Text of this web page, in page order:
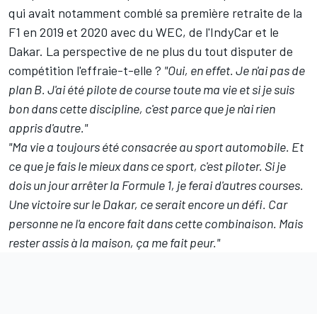
qui avait notamment comblé sa première retraite de la
F1 en 2019 et 2020 avec du WEC, de l'IndyCar et le
Dakar. La perspective de ne plus du tout disputer de
compétition l'effraie-t-elle ? "Oui, en effet. Je n'ai pas de
plan B. J'ai été pilote de course toute ma vie et si je suis
bon dans cette discipline, c'est parce que je n'ai rien
appris d'autre."
"Ma vie a toujours été consacrée au sport automobile. Et
ce que je fais le mieux dans ce sport, c'est piloter. Si je
dois un jour arrêter la Formule 1, je ferai d'autres courses.
Une victoire sur le Dakar, ce serait encore un défi. Car
personne ne l'a encore fait dans cette combinaison. Mais
rester assis à la maison, ça me fait peur."